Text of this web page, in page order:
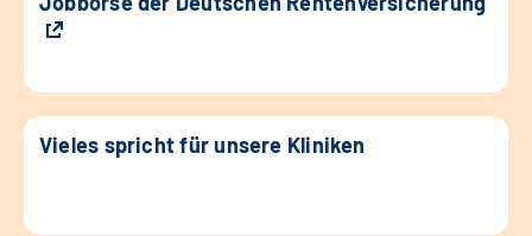
Vieles spricht für unsere Kliniken